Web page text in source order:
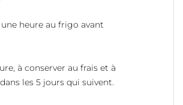
heure au frigo avant
à conserver au frais et à
les 5 jours qui suivent.